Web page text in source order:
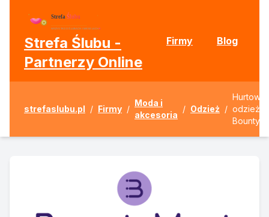
Strefa Ślubu -
Partnerzy Online
Firmy Blog
strefaslubu.pl / Firmy /
Moda i
akcesoria
/ Odzież /